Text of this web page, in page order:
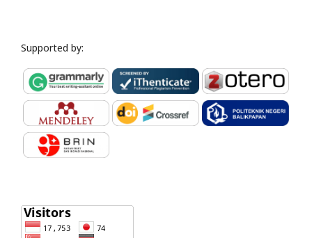
Supported by: